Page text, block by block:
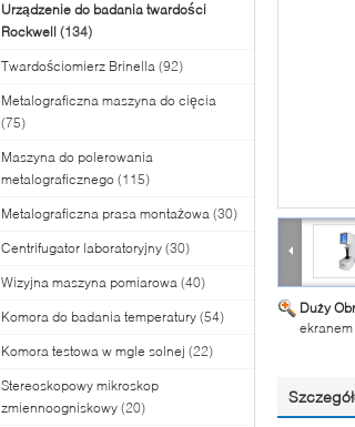
Urządzenie do badania twardości
Rockwell (134)
Twardościomierz Brinella (92)
Metalograficzna maszyna do cięcia
(75)
Maszyna do polerowania
metalograficznego (115)
Metalograficzna prasa montażowa (30)
Centrifugator laboratoryjny (30)
Wizyjna maszyna pomiarowa (40)
Komora do badania temperatury (54)
Komora testowa w mgle solnej (22)
Stereoskopowy mikroskop
zmiennoogniskowy (20)
Duży